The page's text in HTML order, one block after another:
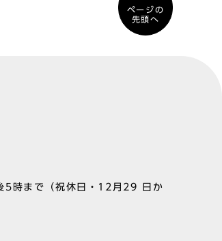
ページの
先頭へ
5時まで（祝休日・12月29 日か